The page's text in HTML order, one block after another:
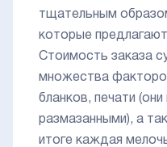
тщательным
которые предлагают
Стоимость заказа
множества
бланков, печати
размазанными), а
итоге каждая